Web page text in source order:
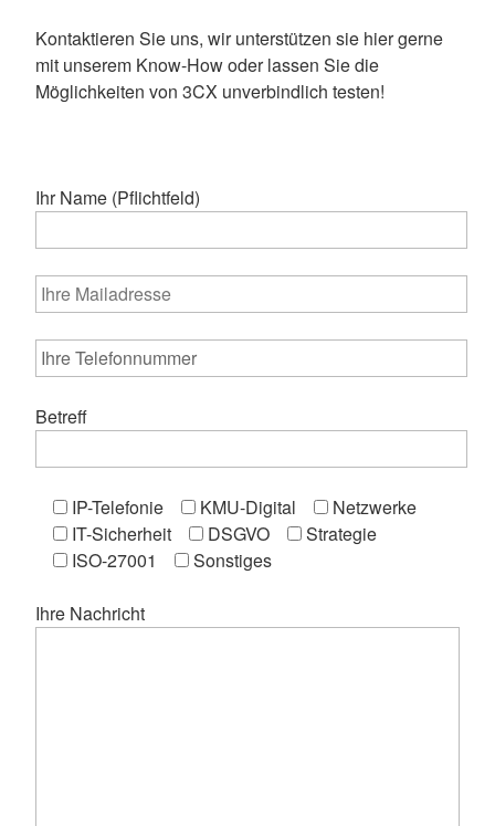
Kontaktieren Sie uns, wir unterstützen sie hier gerne
mit unserem Know-How oder lassen Sie die
Möglichkeiten von 3CX unverbindlich testen!
Ihr Name (Pflichtfeld)
Betreff
IP-Telefonie KMU-Digital
Netzwerke
IT-Sicherheit
DSGVO
Strategie
ISO-27001
Sonstiges
Ihre Nachricht